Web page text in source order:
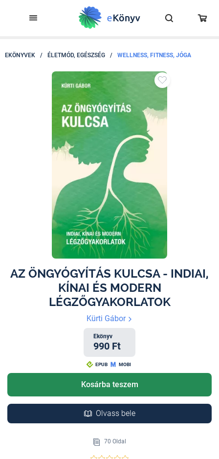
EKÖNYVEK / ÉLETMÓD, EGÉSZSÉG / WELLNESS, FITNESS, JÓGA
AZ ÖNGYÓGYÍTÁS KULCSA - INDIAI,
KÍNAI ÉS MODERN
LÉGZŐGYAKORLATOK
Kürti Gábor
Ekönyv
990 Ft
EPUB MOBI
Kosárba teszem
Olvass bele
70 Oldal